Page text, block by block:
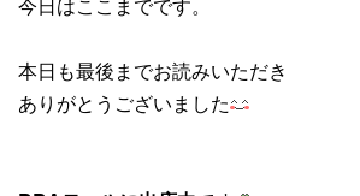
今日はここまでです。
本日も最後までお読みいただき
ありがとうございました